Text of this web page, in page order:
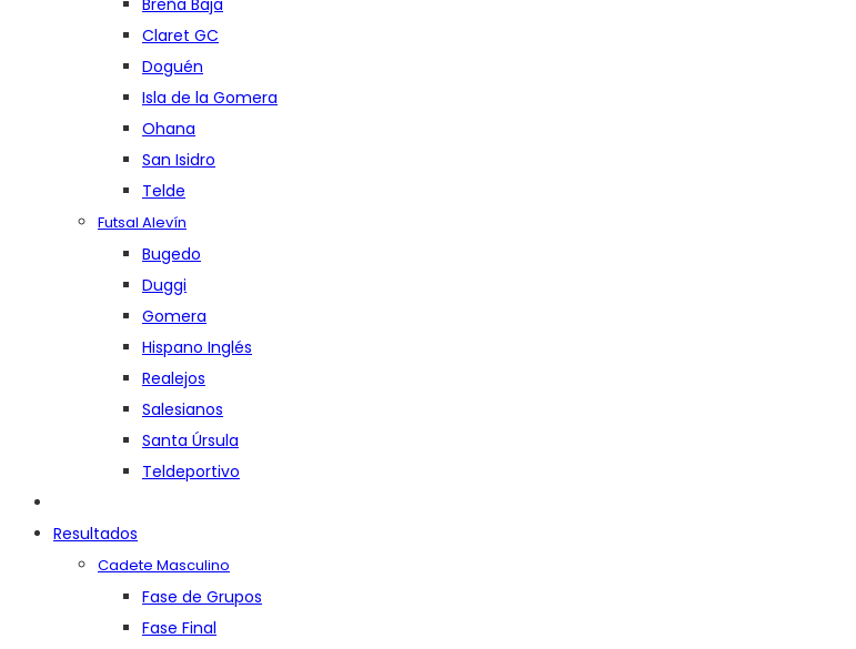
Breña Baja
Claret GC
Doguén
Isla de la Gomera
Ohana
San Isidro
Telde
Futsal Alevín
Bugedo
Duggi
Gomera
Hispano Inglés
Realejos
Salesianos
Santa Úrsula
Teldeportivo
Resultados
Cadete Masculino
Fase de Grupos
Fase Final